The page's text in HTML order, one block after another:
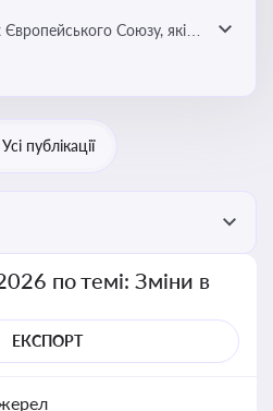
Союзу, які
трудової міграції,
України в
Усі публікації
по темі: Зміни в
ЕКСПОРТ